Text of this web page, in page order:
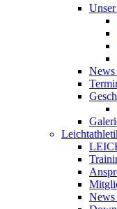
News
News